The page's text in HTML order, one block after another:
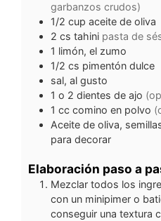
garbanzos crudos)
1/2 cup aceite de oliva
2 cs tahini pasta de
1 limón, el zumo
1/2 cs pimentón dulce
sal, al gusto
1 o 2 dientes de ajo
1 cc comino en polvo
Aceite de oliva,
para decorar
Elaboración paso a
Mezclar todos los
con un minipimer o
conseguir una textura